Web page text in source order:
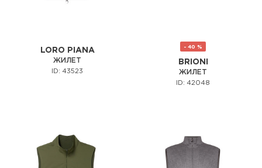
LORO PIANA
ЖИЛЕТ
ID: 43523
- 40 %
BRIONI
ЖИЛЕТ
ID: 42048